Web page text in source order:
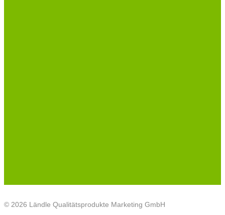
© 2026 Ländle Qualitätsprodukte Marketing GmbH